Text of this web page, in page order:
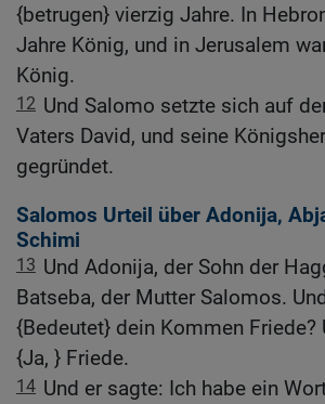
{betrugen} vierzig Jahre. In
Jahre König, und in Jerusalem
König.
12 Und Salomo setzte sich auf
Vaters David, und seine
gegründet.
Salomos Urteil über Adonija,
Schimi
13 Und Adonija, der Sohn der
Batseba, der Mutter Salomos.
{Bedeutet} dein Kommen Friede?
{Ja, } Friede.
14 Und er sagte: Ich habe ein